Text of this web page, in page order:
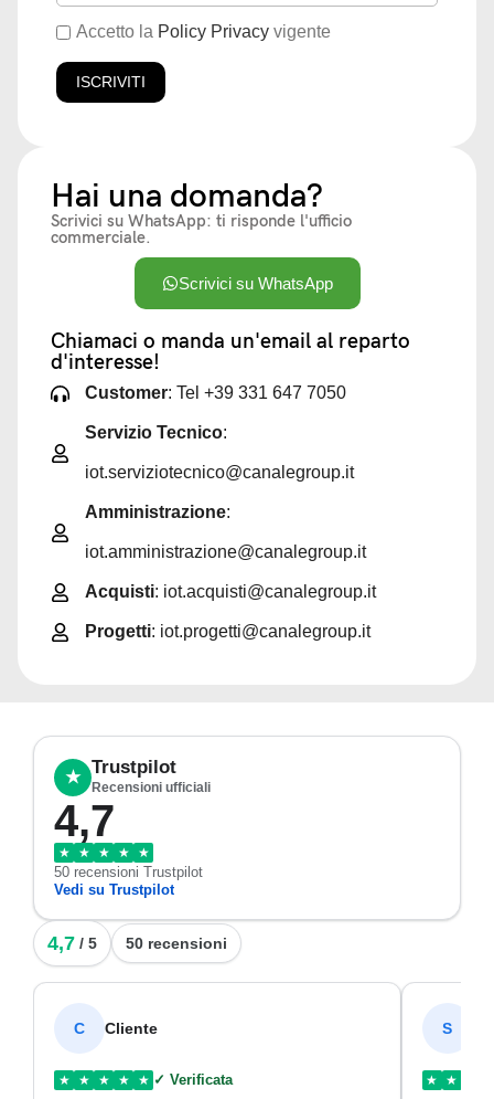
Accetto la Policy Privacy vigente
Hai una domanda?
Scrivici su WhatsApp: ti risponde l'ufficio
commerciale.
Scrivici su WhatsApp
Chiamaci o manda un'email al reparto
d'interesse!
Customer: Tel +39 331 647 7050
Servizio Tecnico:
iot.serviziotecnico@canalegroup.it
Amministrazione:
iot.amministrazione@canalegroup.it
Acquisti: iot.acquisti@canalegroup.it
Progetti: iot.progetti@canalegroup.it
★ Trustpilot
Recensioni ufficiali
4,7
★ ★ ★ ★ ★
50 recensioni Trustpilot
Vedi su Trustpilot
4,7 / 5 50 recensioni
C Cliente
★ ★ ★ ★ ★ ✓ Verificata
S
★ ★